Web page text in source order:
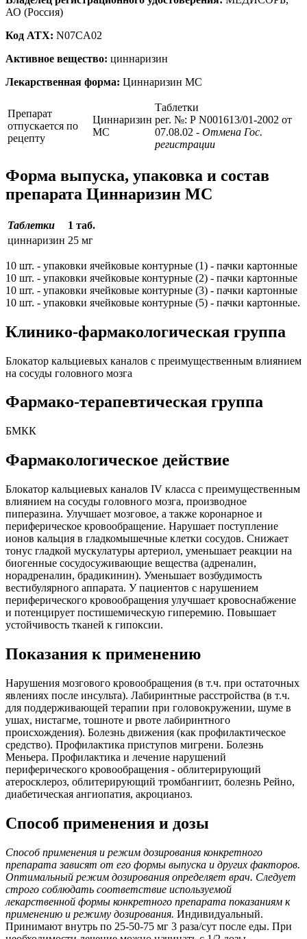
АО (Россия)
Код ATX: N07CA02
Активное вещество: циннаризин
Лекарственная форма: Циннаризин МС
Препарат
отпускается по
рецепту
Циннаризин
МС
Таблетки
рег. №: Р N001613/01-2002 от
07.08.02 - Отмена Гос.
регистрации
Форма выпуска, упаковка и состав
препарата Циннаризин МС
Таблетки
1 таб.
циннаризин 25 мг
10 шт. - упаковки ячейковые контурные (1) - пачки картонные
10 шт. - упаковки ячейковые контурные (2) - пачки картонные
10 шт. - упаковки ячейковые контурные (3) - пачки картонные
10 шт. - упаковки ячейковые контурные (5) - пачки картонные.
Клинико-фармакологическая группа
Блокатор кальциевых каналов с преимущественным влиянием
на сосуды головного мозга
Фармако-терапевтическая группа
БМКК
Фармакологическое действие
Блокатор кальциевых каналов IV класса с преимущественным
влиянием на сосуды головного мозга, производное
пиперазина. Улучшает мозговое, а также коронарное и
периферическое кровообращение. Нарушает поступление
ионов кальция в гладкомышечные клетки сосудов. Снижает
тонус гладкой мускулатуры артериол, уменьшает реакции на
биогенные сосудосуживающие вещества (адреналин,
норадреналин, брадикинин). Уменьшает возбудимость
вестибулярного аппарата. У пациентов с нарушением
периферического кровообращения улучшает кровоснабжение
и потенцирует постишемическую гиперемию. Повышает
устойчивость тканей к гипоксии.
Показания к применению
Нарушения мозгового кровообращения (в т.ч. при остаточных
явлениях после инсульта). Лабиринтные расстройства (в т.ч.
для поддерживающей терапии при головокружении, шуме в
ушах, нистагме, тошноте и рвоте лабиринтного
происхождения). Болезнь движения (как профилактическое
средство). Профилактика приступов мигрени. Болезнь
Меньера. Профилактика и лечение нарушений
периферического кровообращения - облитерирующий
атеросклероз, облитерирующий тромбангиит, болезнь Рейно,
диабетическая ангиопатия, акроцианоз.
Способ применения и дозы
Способ применения и режим дозирования конкретного
препарата зависят от его формы выпуска и других факторов.
Оптимальный режим дозирования определяет врач. Следует
строго соблюдать соответствие используемой
лекарственной формы конкретного препарата показаниям к
применению и режиму дозирования. Индивидуальный.
Принимают внутрь по 25-50-75 мг 3 раза/сут после еды. При